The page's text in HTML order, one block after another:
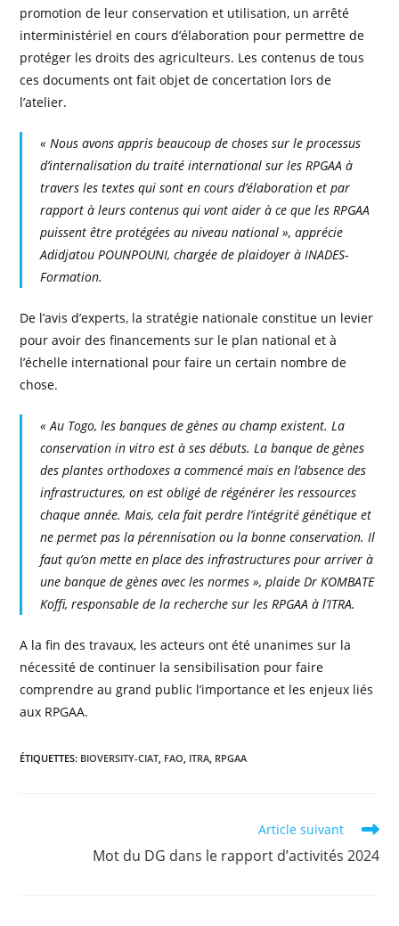
promotion de leur conservation et utilisation, un arrêté
interministériel en cours d’élaboration pour permettre de
protéger les droits des agriculteurs. Les contenus de tous
ces documents ont fait objet de concertation lors de
l’atelier.
« Nous avons appris beaucoup de choses sur le processus
d’internalisation du traité international sur les RPGAA à
travers les textes qui sont en cours d’élaboration et par
rapport à leurs contenus qui vont aider à ce que les RPGAA
puissent être protégées au niveau national », apprécie
Adidjatou POUNPOUNI, chargée de plaidoyer à INADES-
Formation.
De l’avis d’experts, la stratégie nationale constitue un levier
pour avoir des financements sur le plan national et à
l’échelle international pour faire un certain nombre de
chose.
« Au Togo, les banques de gènes au champ existent. La
conservation in vitro est à ses débuts. La banque de gènes
des plantes orthodoxes a commencé mais en l’absence des
infrastructures, on est obligé de régénérer les ressources
chaque année. Mais, cela fait perdre l’intégrité génétique et
ne permet pas la pérennisation ou la bonne conservation. Il
faut qu’on mette en place des infrastructures pour arriver à
une banque de gènes avec les normes », plaide Dr KOMBATE
Koffi, responsable de la recherche sur les RPGAA à l’ITRA.
A la fin des travaux, les acteurs ont été unanimes sur la
nécessité de continuer la sensibilisation pour faire
comprendre au grand public l’importance et les enjeux liés
aux RPGAA.
ÉTIQUETTES: BIOVERSITY-CIAT FAO ITRA RPGAA
Article suivant
Mot du DG dans le rapport d’activités 2024